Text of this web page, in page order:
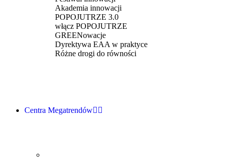
Akademia innowacji
POPOJUTRZE 3.0
włącz POPOJUTRZE
GREENowacje
Dyrektywa EAA w praktyce
Różne drogi do równości
Centra Megatrendów